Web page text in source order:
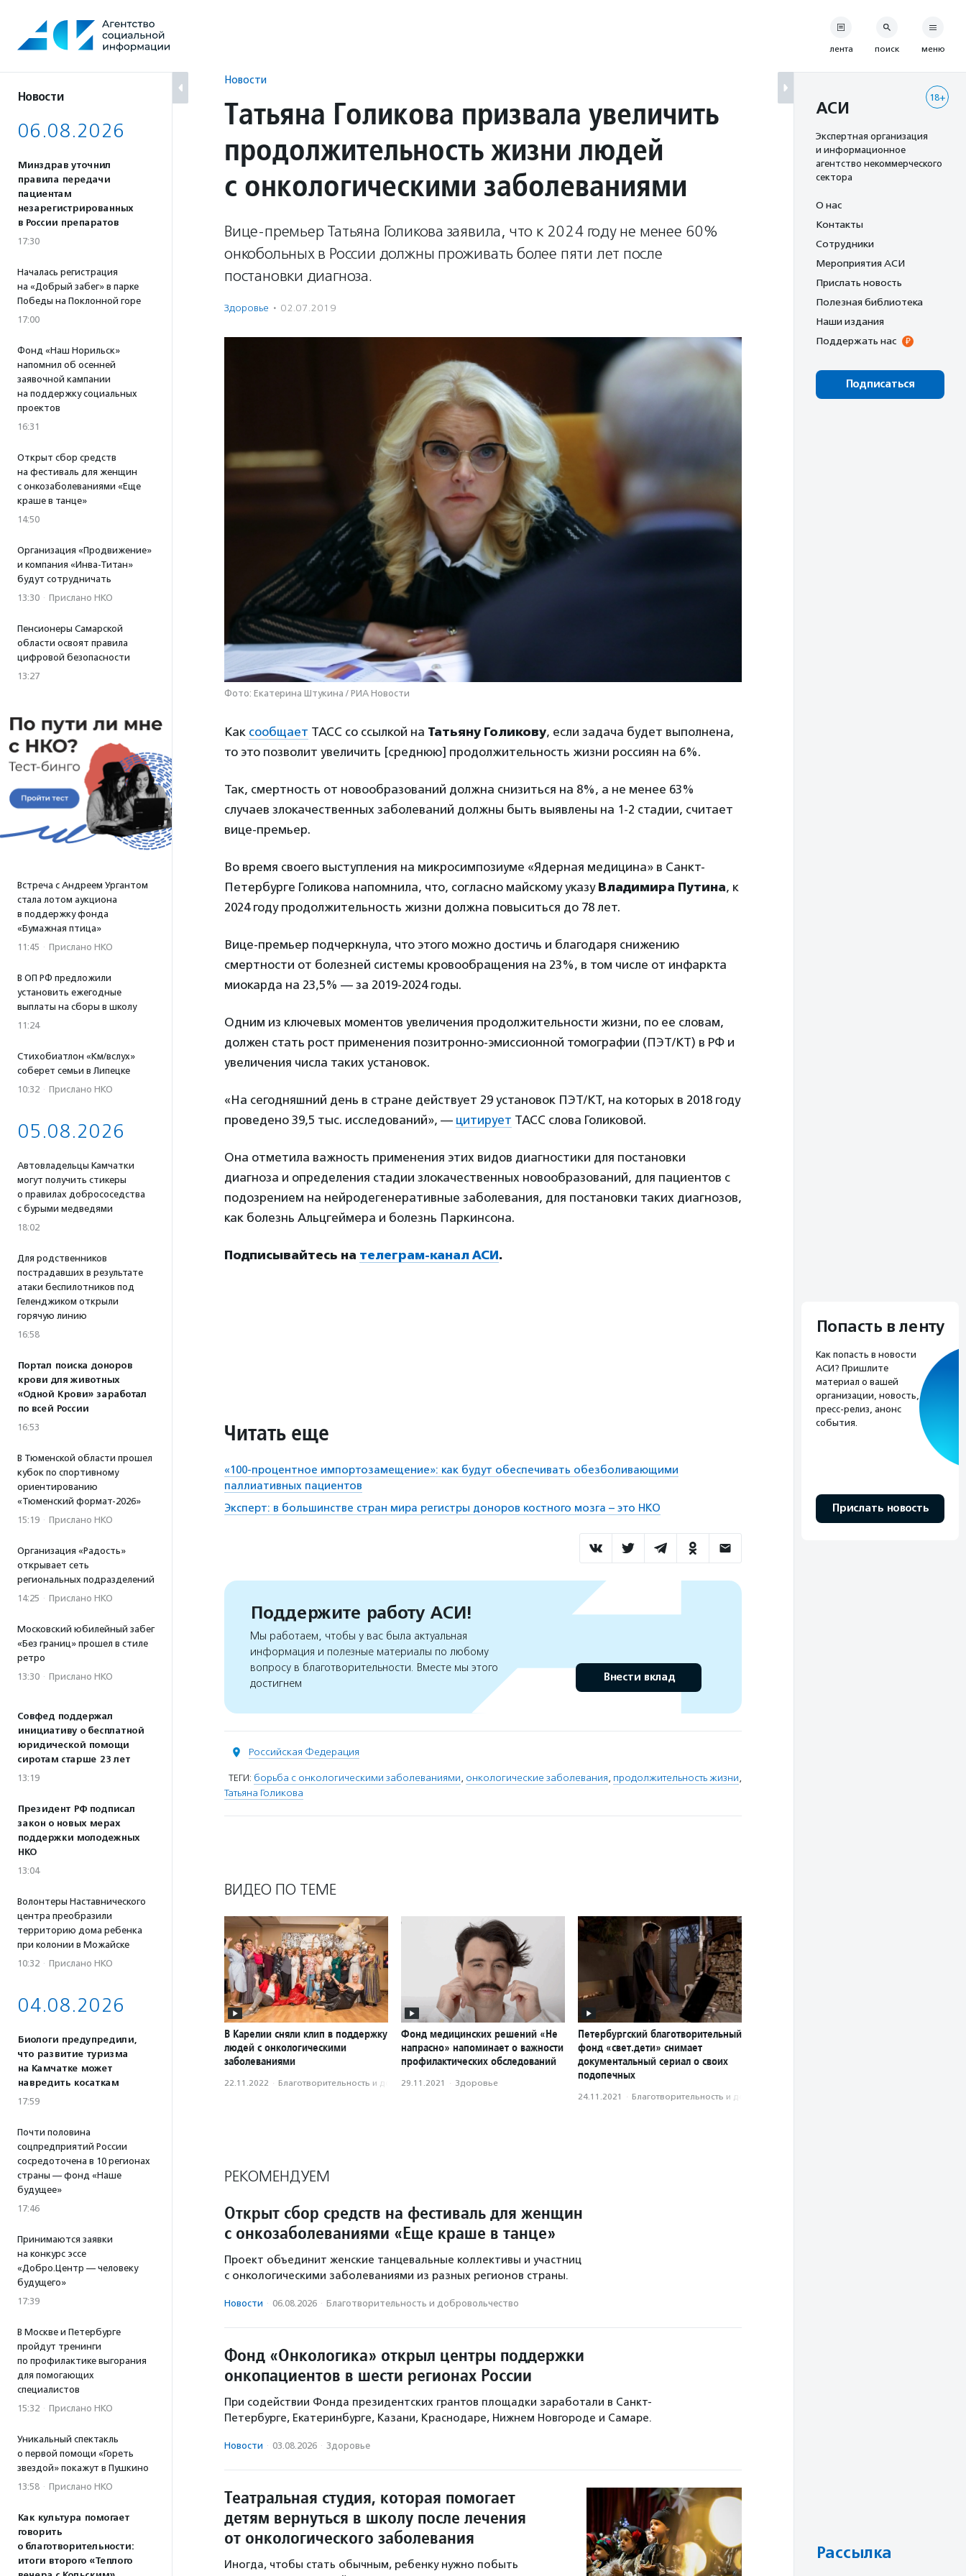
содержанию
Новости
06.08.2026
Минздрав уточнил
правила передачи
пациентам
незарегистрированных
в России препаратов
17:30
Началась регистрация
на «Добрый забег» в парке
Победы на Поклонной горе
17:00
Фонд «Наш Норильск»
напомнил об осенней
заявочной кампании
на поддержку социальных
проектов
16:31
Открыт сбор средств
на фестиваль для женщин
с онкозаболеваниями «Еще
краше в танце»
14:50
Организация «Продвижение»
и компания «Инва-Титан»
будут сотрудничать
13:30 · Прислано НКО
Пенсионеры Самарской
области освоят правила
цифровой безопасности
13:27
Встреча с Андреем Ургантом
стала лотом аукциона
в поддержку фонда
«Бумажная птица»
11:45 · Прислано НКО
В ОП РФ предложили
установить ежегодные
выплаты на сборы в школу
11:24
Стихобиатлон «Км/вслух»
соберет семьи в Липецке
10:32 · Прислано НКО
05.08.2026
Автовладельцы Камчатки
могут получить стикеры
о правилах добрососедства
с бурыми медведями
18:02
Для родственников
пострадавших в результате
атаки беспилотников под
Геленджиком открыли
горячую линию
16:58
Портал поиска доноров
крови для животных
«Одной Крови» заработал
по всей России
16:53
В Тюменской области прошел
кубок по спортивному
ориентированию
«Тюменский формат-2026»
15:19 · Прислано НКО
Организация «Радость»
открывает сеть
региональных подразделений
14:25 · Прислано НКО
Московский юбилейный забег
«Без границ» прошел в стиле
ретро
13:30 · Прислано НКО
Совфед поддержал
инициативу о бесплатной
юридической помощи
сиротам старше 23 лет
13:19
Президент РФ подписал
закон о новых мерах
поддержки молодежных
НКО
13:04
Волонтеры Наставнического
центра преобразили
территорию дома ребенка
при колонии в Можайске
10:32 · Прислано НКО
04.08.2026
Биологи предупредили,
что развитие туризма
на Камчатке может
навредить косаткам
17:59
Почти половина
соцпредприятий России
сосредоточена в 10 регионах
страны — фонд «Наше
будущее»
17:46
Принимаются заявки
на конкурс эссе
«Добро.Центр — человеку
будущего»
17:39
В Москве и Петербурге
пройдут тренинги
по профилактике выгорания
для помогающих
специалистов
15:32 · Прислано НКО
Уникальный спектакль
о первой помощи «Гореть
звездой» покажут в Пушкино
13:58 · Прислано НКО
Как культура помогает
говорить
о благотворительности:
итоги второго «Теплого
Новости
Татьяна Голикова призвала увеличить
продолжительность жизни людей
с онкологическими заболеваниями
Вице-премьер Татьяна Голикова заявила, что к 2024 году не менее 60%
онкобольных в России должны проживать более пяти лет после
постановки диагноза.
Здоровье · 02.07.2019
Фото: Екатерина Штукина / РИА Новости
Как сообщает ТАСС со ссылкой на Татьяну Голикову, если задача будет выполнена,
то это позволит увеличить [среднюю] продолжительность жизни россиян на 6%.
Так, смертность от новообразований должна снизиться на 8%, а не менее 63%
случаев злокачественных заболеваний должны быть выявлены на 1-2 стадии, считает
вице-премьер.
Во время своего выступления на микросимпозиуме «Ядерная медицина» в Санкт-
Петербурге Голикова напомнила, что, согласно майскому указу Владимира Путина, к
2024 году продолжительность жизни должна повыситься до 78 лет.
Вице-премьер подчеркнула, что этого можно достичь и благодаря снижению
смертности от болезней системы кровообращения на 23%, в том числе от инфаркта
миокарда на 23,5% — за 2019-2024 годы.
Одним из ключевых моментов увеличения продолжительности жизни, по ее словам,
должен стать рост применения позитронно-эмиссионной томографии (ПЭТ/КТ) в РФ и
увеличения числа таких установок.
«На сегодняшний день в стране действует 29 установок ПЭТ/КТ, на которых в 2018 году
проведено 39,5 тыс. исследований», — цитирует ТАСС слова Голиковой.
Она отметила важность применения этих видов диагностики для постановки
диагноза и определения стадии злокачественных новообразований, для пациентов с
подозрением на нейродегенеративные заболевания, для постановки таких диагнозов,
как болезнь Альцгеймера и болезнь Паркинсона.
Подписывайтесь на телеграм-канал АСИ.
Читать еще
«100-процентное импортозамещение»: как будут обеспечивать обезболивающими
паллиативных пациентов
Эксперт: в большинстве стран мира регистры доноров костного мозга – это НКО
Поддержите работу АСИ!
Мы работаем, чтобы у вас была актуальная
информация и полезные материалы по любому
вопросу в благотворительности. Вместе мы этого
достигнем
Внести вклад
Российская Федерация
ТЕГИ: борьба с онкологическими заболеваниями, онкологические заболевания, продолжительность жизни,
Татьяна Голикова
ВИДЕО ПО ТЕМЕ
В Карелии сняли клип в поддержку
людей с онкологическими
заболеваниями
22.11.2022 · Благотвори­тель­ность и доброволь­чест­во
Фонд медицинских решений «Не
напрасно» напоминает о важности
профилактических обследований
29.11.2021 · Здоровье
Петербургский благотворительный
фонд «свет.дети» снимает
документальный сериал о своих
подопечных
24.11.2021 · Благотвори­тель­ность и доброволь­чест­во
РЕКОМЕНДУЕМ
Открыт сбор средств на фестиваль для женщин
с онкозаболеваниями «Еще краше в танце»
Проект объединит женские танцевальные коллективы и участниц
с онкологическими заболеваниями из разных регионов страны.
Новости · 06.08.2026 · Благотвори­тель­ность и доброволь­чест­во
Фонд «Онкологика» открыл центры поддержки
онкопациентов в шести регионах России
При содействии Фонда президентских грантов площадки заработали в Санкт-
Петербурге, Екатеринбурге, Казани, Краснодаре, Нижнем Новгороде и Самаре.
Новости · 03.08.2026 · Здоровье
Театральная студия, которая помогает
детям вернуться в школу после лечения
от онкологического заболевания
Иногда, чтобы стать обычным, ребенку нужно побыть
лента поиск меню
18+
АСИ
Экспертная организация
и информационное
агентство некоммерческого
сектора
О нас
Контакты
Сотрудники
Мероприятия АСИ
Прислать новость
Полезная библиотека
Наши издания
Поддержать нас
Подписаться
Попасть в ленту
Как попасть в новости
АСИ? Пришлите
материал о вашей
организации, новость,
пресс-релиз, анонс
события.
Прислать новость
Рассылка